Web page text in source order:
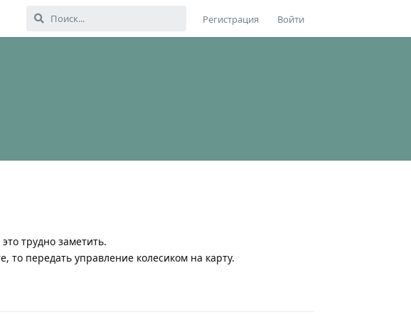
Регистрация Войти
трудно заметить.
передать управление колесиком на карту.